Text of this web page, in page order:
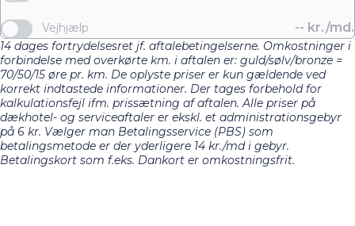
Vejhjælp -- kr./md.
14 dages fortrydelsesret jf. aftalebetingelserne. Omkostninger i
forbindelse med overkørte km. i aftalen er: guld/sølv/bronze =
70/50/15 øre pr. km. De oplyste priser er kun gældende ved
korrekt indtastede informationer. Der tages forbehold for
kalkulationsfejl ifm. prissætning af aftalen. Alle priser på
dækhotel- og serviceaftaler er ekskl. et administrationsgebyr
på 6 kr. Vælger man Betalingsservice (PBS) som
betalingsmetode er der yderligere 14 kr./md i gebyr.
Betalingskort som f.eks. Dankort er omkostningsfrit.